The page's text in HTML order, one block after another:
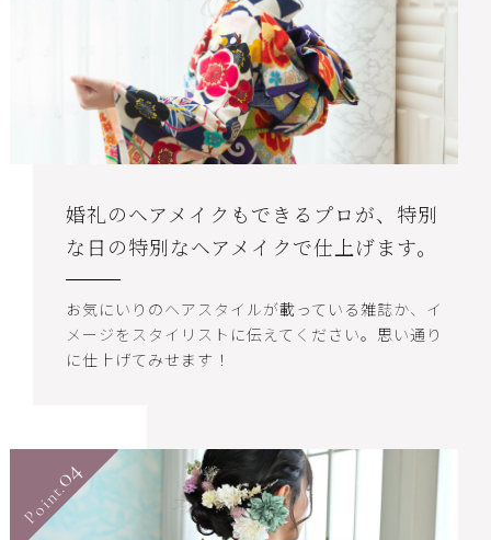
婚礼のヘアメイクもできるプロが、特別
な日の特別なヘアメイクで仕上げます。
お気にいりのヘアスタイルが載っている雑誌か、イ
メージをスタイリストに伝えてください。思い通り
に仕上げてみせます！
Point.
04